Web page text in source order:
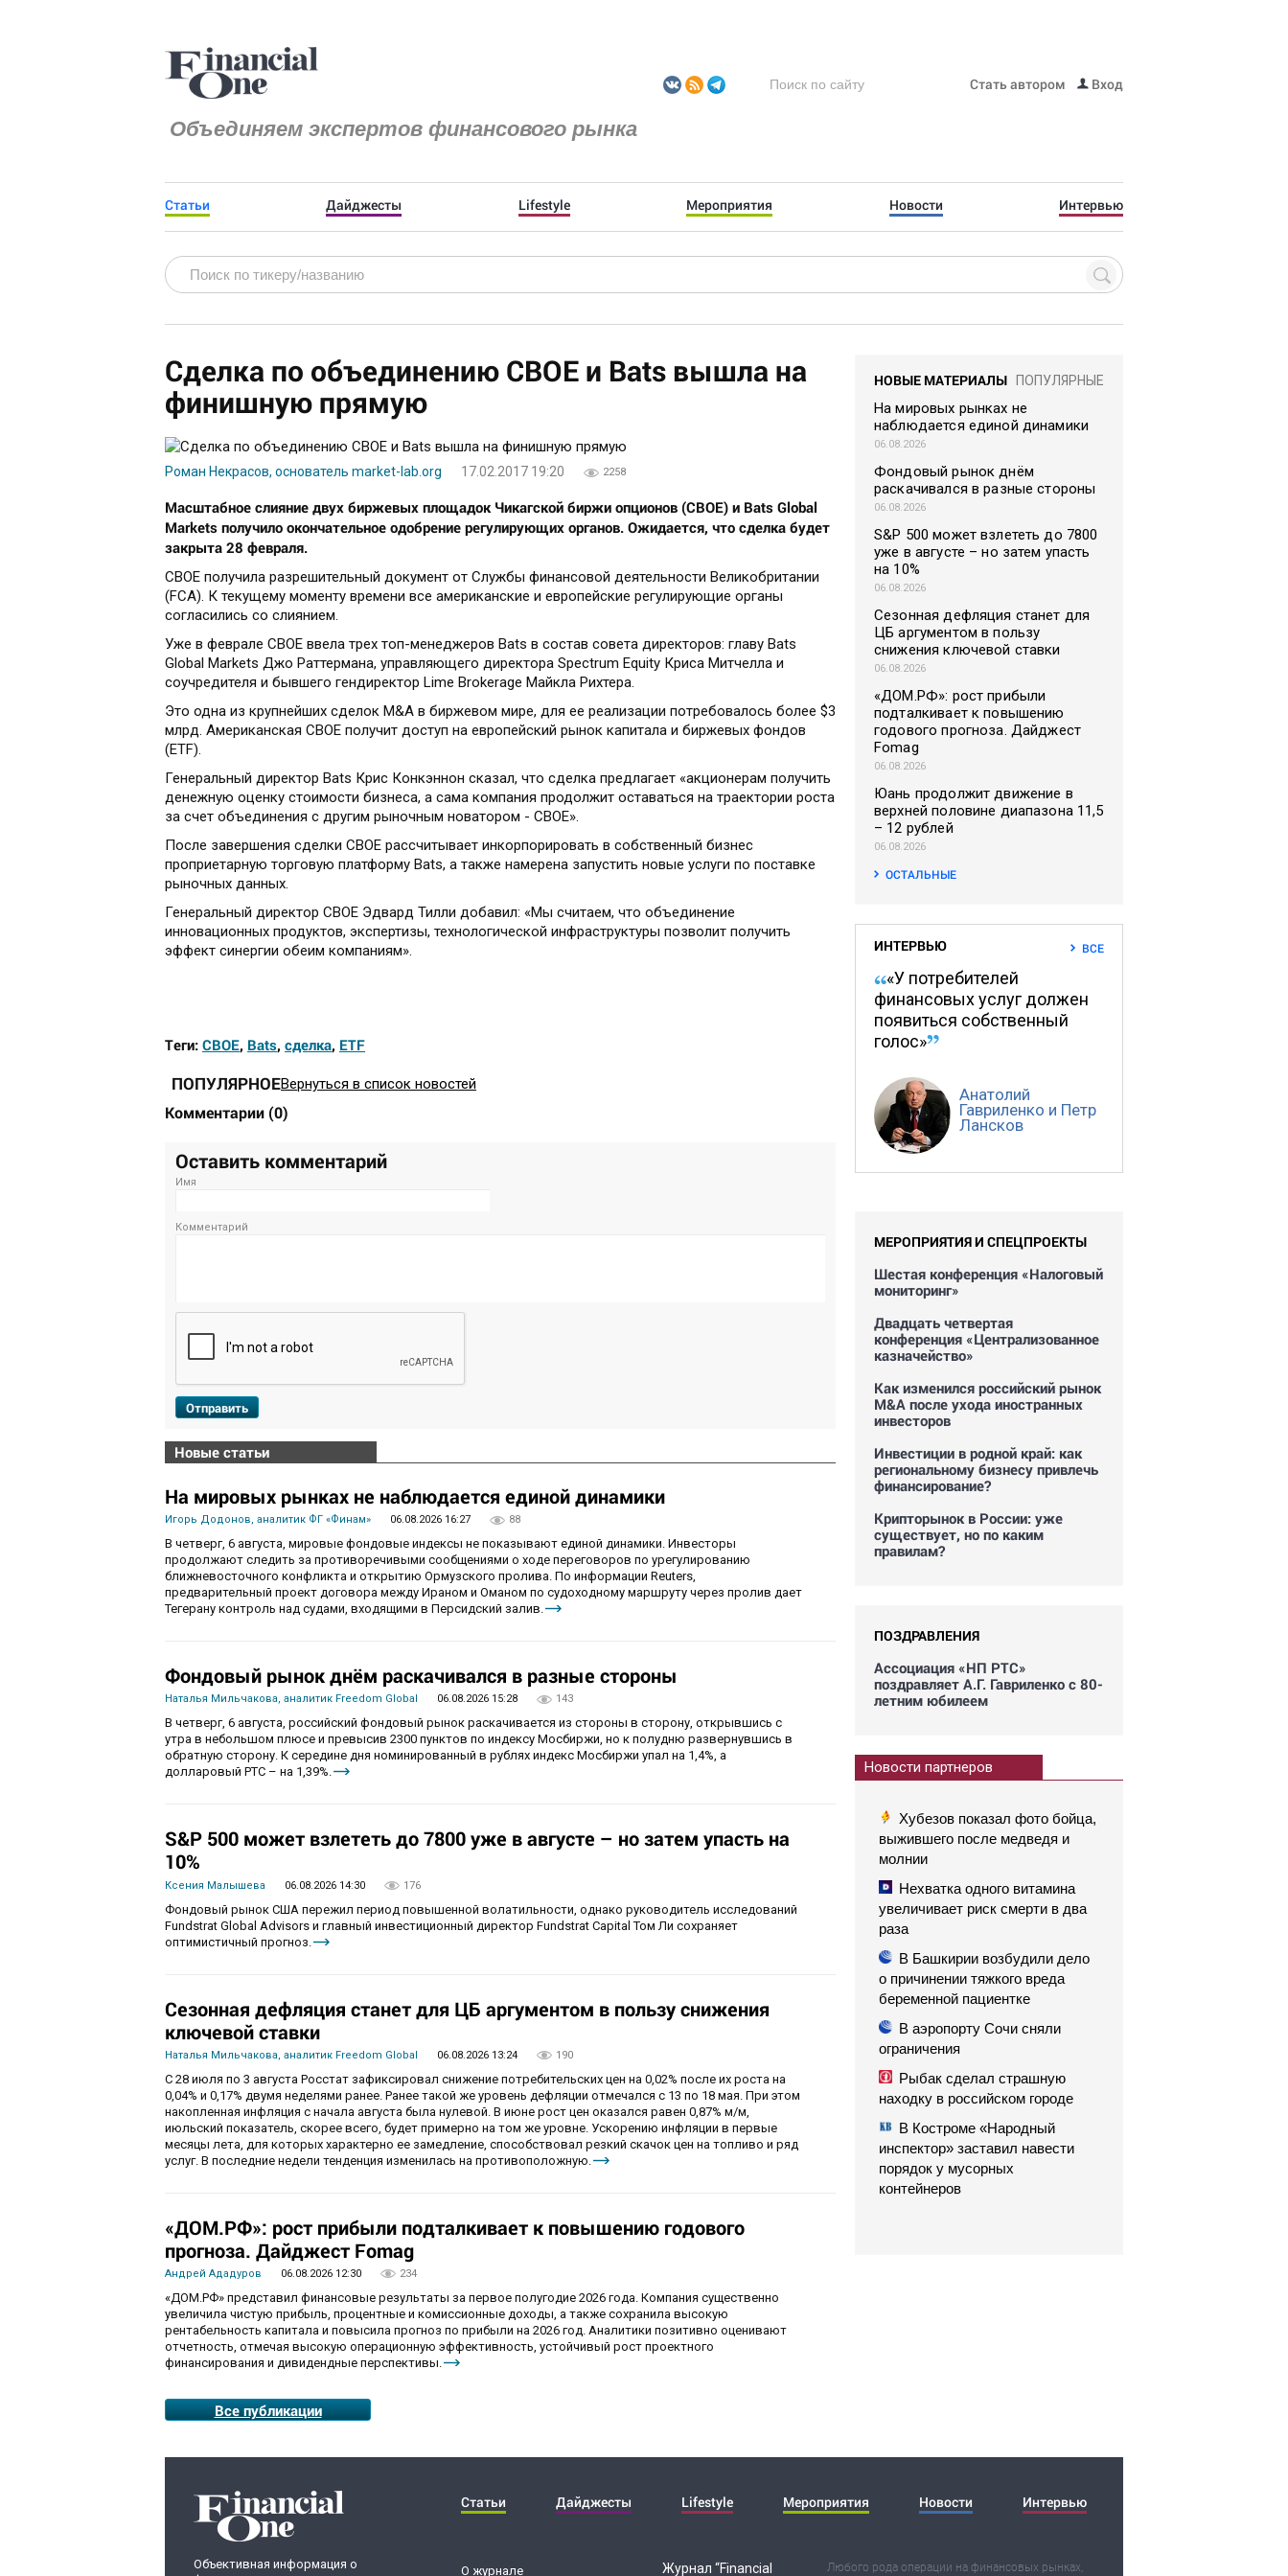
Объединяем экспертов финансового рынка
Стать автором Вход
Статьи Дайджесты Lifestyle Мероприятия Новости Интервью
Сделка по объединению CBOE и Bats вышла на
финишную прямую
Роман Некрасов, основатель market-lab.org 17.02.2017 19:20 2258
Масштабное слияние двух биржевых площадок Чикагской биржи опционов (CBOE) и Bats Global
Markets получило окончательное одобрение регулирующих органов. Ожидается, что сделка будет
закрыта 28 февраля.
CBOE получила разрешительный документ от Службы финансовой деятельности Великобритании
(FCA). К текущему моменту времени все американские и европейские регулирующие органы
согласились со слиянием.
Уже в феврале CBOE ввела трех топ-менеджеров Bats в состав совета директоров: главу Bats
Global Markets Джо Раттермана, управляющего директора Spectrum Equity Криса Митчелла и
соучредителя и бывшего гендиректор Lime Brokerage Майкла Рихтера.
Это одна из крупнейших сделок M&A в биржевом мире, для ее реализации потребовалось более $3
млрд. Американская CBOE получит доступ на европейский рынок капитала и биржевых фондов
(ETF).
Генеральный директор Bats Крис Конкэннон сказал, что сделка предлагает «акционерам получить
денежную оценку стоимости бизнеса, а сама компания продолжит оставаться на траектории роста
за счет объединения с другим рыночным новатором - CBOE».
После завершения сделки CBOE рассчитывает инкорпорировать в собственный бизнес
проприетарную торговую платформу Bats, а также намерена запустить новые услуги по поставке
рыночных данных.
Генеральный директор CBOE Эдвард Тилли добавил: «Мы считаем, что объединение
инновационных продуктов, экспертизы, технологической инфраструктуры позволит получить
эффект синергии обеим компаниям».
Теги: CBOE, Bats, сделка, ETF
ПОПУЛЯРНОЕВернуться в список новостей
Комментарии (0)
Оставить комментарий
Имя
Комментарий
Отправить
Новые статьи
На мировых рынках не наблюдается единой динамики
Игорь Додонов, аналитик ФГ «Финам» 06.08.2026 16:27 88
В четверг, 6 августа, мировые фондовые индексы не показывают единой динамики. Инвесторы
продолжают следить за противоречивыми сообщениями о ходе переговоров по урегулированию
ближневосточного конфликта и открытию Ормузского пролива. По информации Reuters,
предварительный проект договора между Ираном и Оманом по судоходному маршруту через пролив дает
Тегерану контроль над судами, входящими в Персидский залив.
Фондовый рынок днём раскачивался в разные стороны
Наталья Мильчакова, аналитик Freedom Global 06.08.2026 15:28 143
В четверг, 6 августа, российский фондовый рынок раскачивается из стороны в сторону, открывшись с
утра в небольшом плюсе и превысив 2300 пунктов по индексу Мосбиржи, но к полудню развернувшись в
обратную сторону. К середине дня номинированный в рублях индекс Мосбиржи упал на 1,4%, а
долларовый РТС – на 1,39%.
S&P 500 может взлететь до 7800 уже в августе – но затем упасть на
10%
Ксения Малышева 06.08.2026 14:30 176
Фондовый рынок США пережил период повышенной волатильности, однако руководитель исследований
Fundstrat Global Advisors и главный инвестиционный директор Fundstrat Capital Том Ли сохраняет
оптимистичный прогноз.
Сезонная дефляция станет для ЦБ аргументом в пользу снижения
ключевой ставки
Наталья Мильчакова, аналитик Freedom Global 06.08.2026 13:24 190
С 28 июля по 3 августа Росстат зафиксировал снижение потребительских цен на 0,02% после их роста на
0,04% и 0,17% двумя неделями ранее. Ранее такой же уровень дефляции отмечался с 13 по 18 мая. При этом
накопленная инфляция с начала августа была нулевой. В июне рост цен оказался равен 0,87% м/м,
июльский показатель, скорее всего, будет примерно на том же уровне. Ускорению инфляции в первые
месяцы лета, для которых характерно ее замедление, способствовал резкий скачок цен на топливо и ряд
услуг. В последние недели тенденция изменилась на противоположную.
«ДОМ.РФ»: рост прибыли подталкивает к повышению годового
прогноза. Дайджест Fomag
Андрей Ададуров 06.08.2026 12:30 234
«ДОМ.РФ» представил финансовые результаты за первое полугодие 2026 года. Компания существенно
увеличила чистую прибыль, процентные и комиссионные доходы, а также сохранила высокую
рентабельность капитала и повысила прогноз по прибыли на 2026 год. Аналитики позитивно оценивают
отчетность, отмечая высокую операционную эффективность, устойчивый рост проектного
финансирования и дивидендные перспективы.
Все публикации
НОВЫЕ МАТЕРИАЛЫ ПОПУЛЯРНЫЕ
На мировых рынках не
наблюдается единой динамики
06.08.2026
Фондовый рынок днём
раскачивался в разные стороны
06.08.2026
S&P 500 может взлететь до 7800
уже в августе – но затем упасть
на 10%
06.08.2026
Сезонная дефляция станет для
ЦБ аргументом в пользу
снижения ключевой ставки
06.08.2026
«ДОМ.РФ»: рост прибыли
подталкивает к повышению
годового прогноза. Дайджест
Fomag
06.08.2026
Юань продолжит движение в
верхней половине диапазона 11,5
– 12 рублей
06.08.2026
ОСТАЛЬНЫЕ
ИНТЕРВЬЮ ВСЕ
«У потребителей
финансовых услуг должен
появиться собственный
голос»
Анатолий
Гавриленко и Петр
Лансков
МЕРОПРИЯТИЯ И СПЕЦПРОЕКТЫ
Шестая конференция «Налоговый
мониторинг»
Двадцать четвертая
конференция «Централизованное
казначейство»
Как изменился российский рынок
M&A после ухода иностранных
инвесторов
Инвестиции в родной край: как
региональному бизнесу привлечь
финансирование?
Крипторынок в России: уже
существует, но по каким
правилам?
ПОЗДРАВЛЕНИЯ
Ассоциация «НП РТС»
поздравляет А.Г. Гавриленко с 80-
летним юбилеем
Новости партнеров
Хубезов показал фото бойца,
выжившего после медведя и
молнии
Нехватка одного витамина
увеличивает риск смерти в два
раза
В Башкирии возбудили дело
о причинении тяжкого вреда
беременной пациентке
В аэропорту Сочи сняли
ограничения
Рыбак сделал страшную
находку в российском городе
В Костроме «Народный
инспектор» заставил навести
порядок у мусорных
контейнеров
Объективная информация о
Статьи Дайджесты Lifestyle Мероприятия Новости Интервью
О журнале Журнал “Financial
Любого рода операции на финансовых рынках,